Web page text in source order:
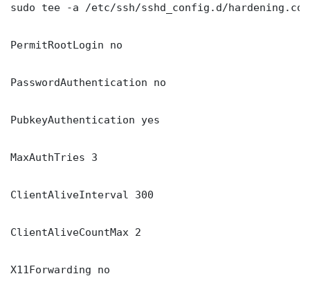
sudo tee -a /etc/ssh/sshd_config.d/
PermitRootLogin no
PasswordAuthentication no
PubkeyAuthentication yes
MaxAuthTries 3
ClientAliveInterval 300
ClientAliveCountMax 2
X11Forwarding no